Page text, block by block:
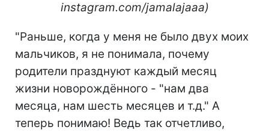
instagram.com/jamalajaaa)
"Раньше, когда у меня не было двух моих
мальчиков, я не понимала, почему
родители празднуют каждый месяц
жизни новорождённого - "нам два
месяца, нам шесть месяцев и т.д." А
теперь понимаю! Ведь так отчетливо,